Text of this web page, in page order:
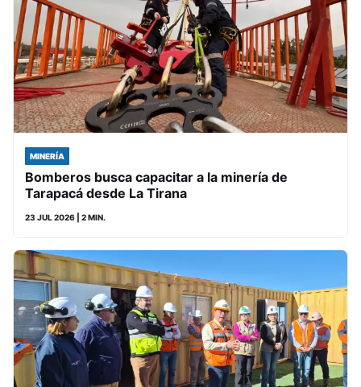
MINERÍA
Bomberos busca capacitar a la minería de
Tarapacá desde La Tirana
23 JUL 2026 | 2 MIN.